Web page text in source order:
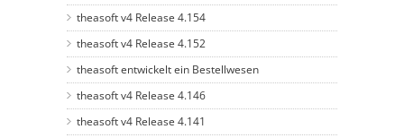
theasoft v4 Release 4.154
theasoft v4 Release 4.152
theasoft entwickelt ein Bestellwesen
theasoft v4 Release 4.146
theasoft v4 Release 4.141